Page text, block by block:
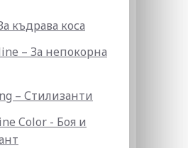
къдрава коса
– За непокорна
– Стилизанти
Color - Боя и